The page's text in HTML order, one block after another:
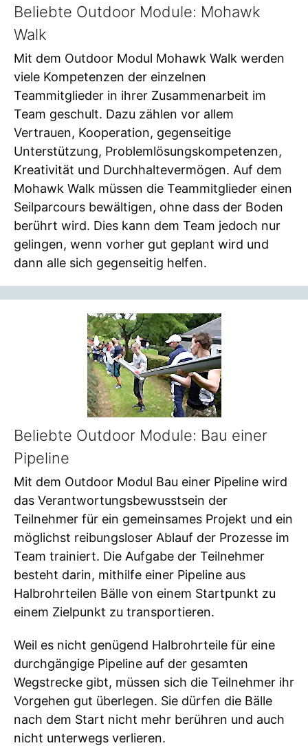
Beliebte Outdoor Module: Mohawk
Walk
Mit dem Outdoor Modul Mohawk Walk werden
viele Kompetenzen der einzelnen
Teammitglieder in ihrer Zusammenarbeit im
Team geschult. Dazu zählen vor allem
Vertrauen, Kooperation, gegenseitige
Unterstützung, Problemlösungskompetenzen,
Kreativität und Durchhaltevermögen. Auf dem
Mohawk Walk müssen die Teammitglieder einen
Seilparcours bewältigen, ohne dass der Boden
berührt wird. Dies kann dem Team jedoch nur
gelingen, wenn vorher gut geplant wird und
dann alle sich gegenseitig helfen.
Beliebte Outdoor Module: Bau einer
Pipeline
Mit dem Outdoor Modul Bau einer Pipeline wird
das Verantwortungsbewusstsein der
Teilnehmer für ein gemeinsames Projekt und ein
möglichst reibungsloser Ablauf der Prozesse im
Team trainiert. Die Aufgabe der Teilnehmer
besteht darin, mithilfe einer Pipeline aus
Halbrohrteilen Bälle von einem Startpunkt zu
einem Zielpunkt zu transportieren.
Weil es nicht genügend Halbrohrteile für eine
durchgängige Pipeline auf der gesamten
Wegstrecke gibt, müssen sich die Teilnehmer ihr
Vorgehen gut überlegen. Sie dürfen die Bälle
nach dem Start nicht mehr berühren und auch
nicht unterwegs verlieren.